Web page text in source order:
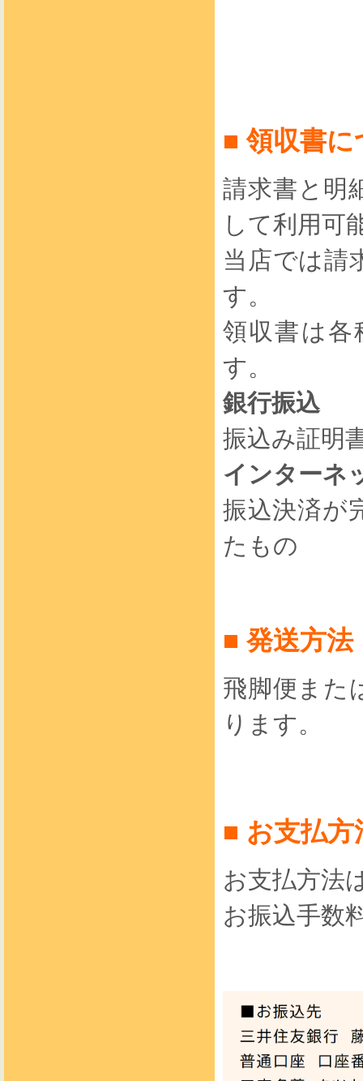
■ 領収書
請求書と明
して利用可
当店では請
す。
領収書は
す。
銀行振込
振込み証明
インターネ
振込決済が
たもの
■ 発送方
飛脚便また
ります。
■ お支払
お支払方法
お振込手数